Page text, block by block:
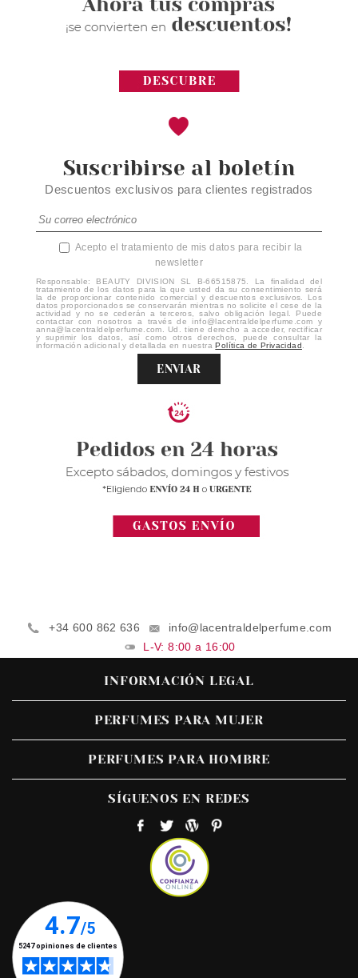
Suscribirse al boletín
Descuentos exclusivos para clientes registrados
Acepto el tratamiento de mis datos para recibir la
newsletter
Responsable: BEAUTY DIVISION SL B-66515875. La finalidad del
tratamiento de los datos para la que usted da su consentimiento será
la de proporcionar contenido comercial y descuentos exclusivos. Los
datos proporcionados se conservarán mientras no solicite el cese de la
actividad y no se cederán a terceros, salvo obligación legal. Puede
contactar con nosotros a través de info@lacentraldelperfume.com y
anna@lacentraldelperfume.com. Ud. tiene derecho a acceder, rectificar
y suprimir los datos, así como otros derechos, puede consultar la
información adicional y detallada en nuestraPolítica de Privacidad
ENVIAR
+34 600 862 636
info@lacentraldelperfume.com
L-V: 8:00 a 16:00
INFORMACIÓN LEGAL
PERFUMES PARA MUJER
PERFUMES PARA HOMBRE
SÍGUENOS EN REDES